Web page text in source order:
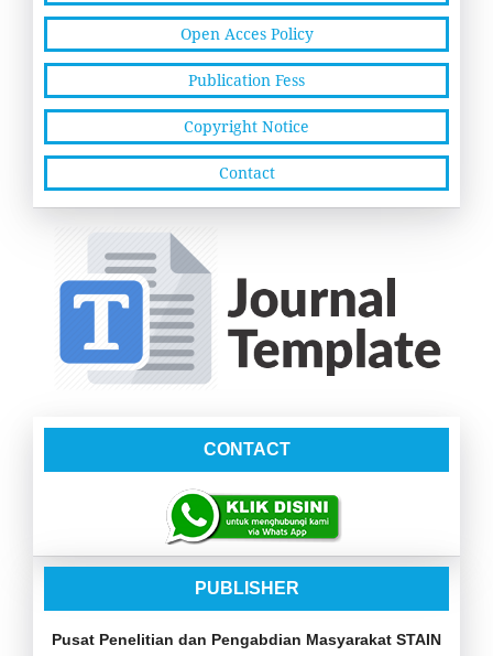
Open Acces Policy
Publication Fess
Copyright Notice
Contact
CONTACT
PUBLISHER
Pusat Penelitian dan Pengabdian Masyarakat STAIN